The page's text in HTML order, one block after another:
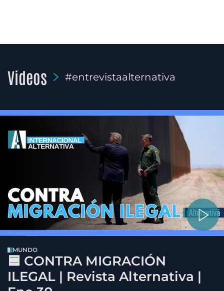
Videos #entrevistaalternativa
MUNDO
🟦 CONTRA MIGRACIÓN
ILEGAL | Revista Alternativa |